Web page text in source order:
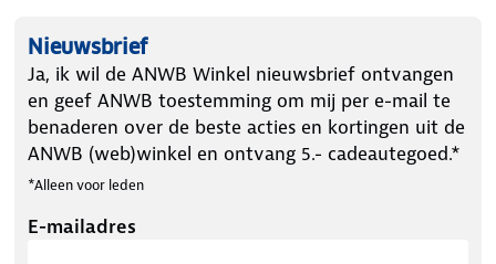
Nieuwsbrief
Ja, ik wil de ANWB Winkel nieuwsbrief ontvangen
en geef ANWB toestemming om mij per e-mail te
benaderen over de beste acties en kortingen uit de
ANWB (web)winkel en ontvang 5.- cadeautegoed.*
*Alleen voor leden
E-mailadres